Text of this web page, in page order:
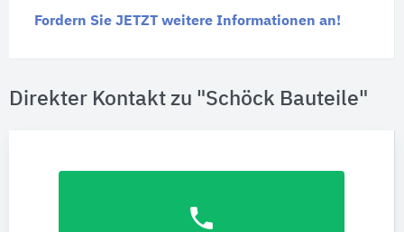
Fordern Sie JETZT weitere Informationen an!
Direkter Kontakt zu "Schöck Bauteile"
phone